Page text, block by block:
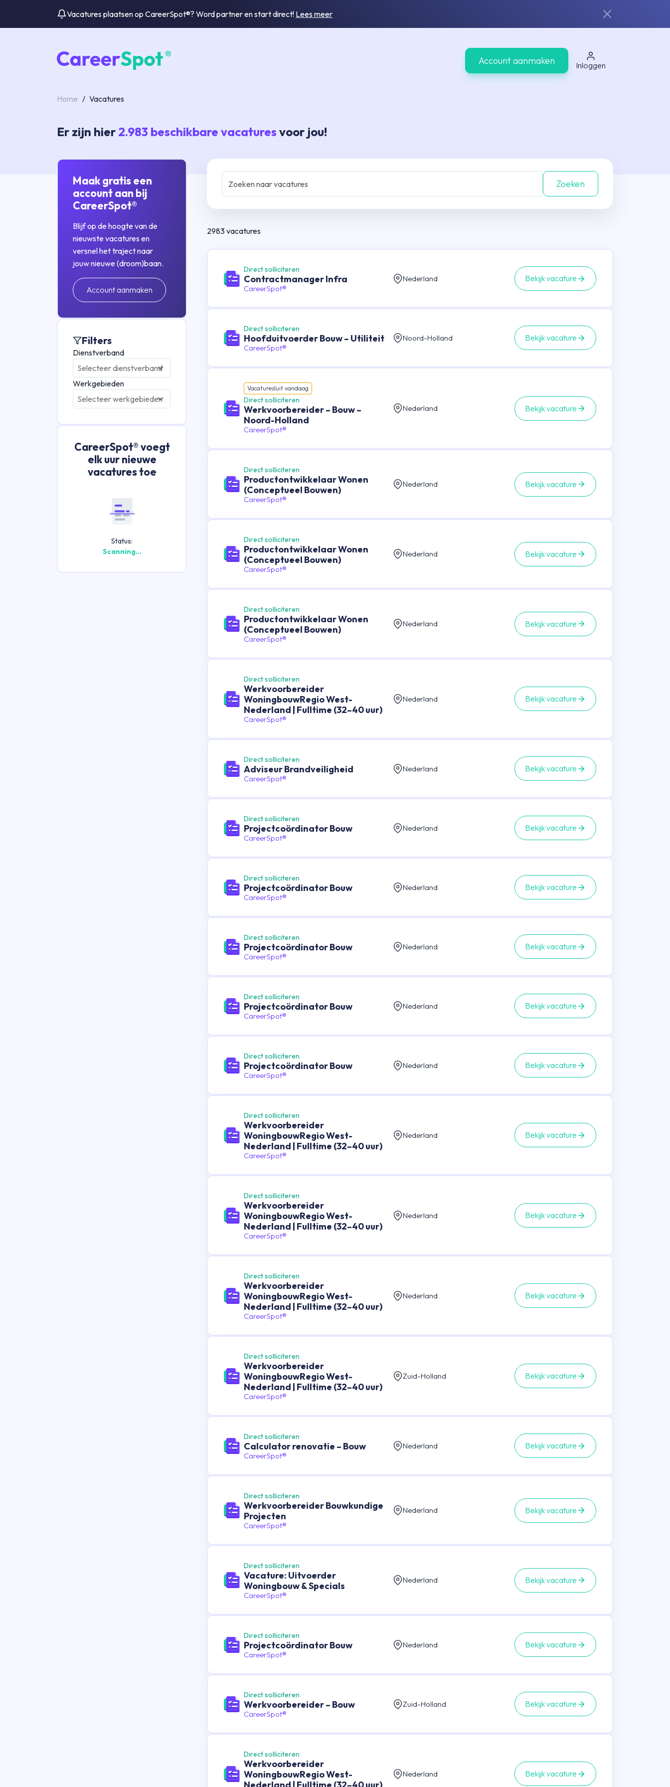
Vacatures plaatsen op CareerSpot®? Word partner en start direct! Lees meer
Account aanmaken Inloggen
Home / Vacatures
Er zijn hier 2.983 beschikbare vacatures voor jou!
Maak gratis een
account aan bij
CareerSpot®
Blijf op de hoogte van de
nieuwste vacatures en
versnel het traject naar
jouw nieuwe (droom)baan.
Account aanmaken
Filters
Dienstverband
Werkgebieden
CareerSpot® voegt
elk uur nieuwe
vacatures toe
Status:
Scanning...
Zoeken
2983vacatures
Direct solliciteren
Contractmanager Infra
CareerSpot®
Nederland Bekijk vacature
Direct solliciteren
Hoofduitvoerder Bouw – Utiliteit
CareerSpot®
Noord-Holland Bekijk vacature
Vacaturesluit vandaag
Direct solliciteren
Werkvoorbereider – Bouw –
Noord-Holland
CareerSpot®
Nederland Bekijk vacature
Direct solliciteren
Productontwikkelaar Wonen
(Conceptueel Bouwen)
CareerSpot®
Nederland Bekijk vacature
Direct solliciteren
Productontwikkelaar Wonen
(Conceptueel Bouwen)
CareerSpot®
Nederland Bekijk vacature
Direct solliciteren
Productontwikkelaar Wonen
(Conceptueel Bouwen)
CareerSpot®
Nederland Bekijk vacature
Direct solliciteren
Werkvoorbereider
WoningbouwRegio West-
Nederland | Fulltime (32–40 uur)
CareerSpot®
Nederland Bekijk vacature
Direct solliciteren
Adviseur Brandveiligheid
CareerSpot®
Nederland Bekijk vacature
Direct solliciteren
Projectcoördinator Bouw
CareerSpot®
Nederland Bekijk vacature
Direct solliciteren
Projectcoördinator Bouw
CareerSpot®
Nederland Bekijk vacature
Direct solliciteren
Projectcoördinator Bouw
CareerSpot®
Nederland Bekijk vacature
Direct solliciteren
Projectcoördinator Bouw
CareerSpot®
Nederland Bekijk vacature
Direct solliciteren
Projectcoördinator Bouw
CareerSpot®
Nederland Bekijk vacature
Direct solliciteren
Werkvoorbereider
WoningbouwRegio West-
Nederland | Fulltime (32–40 uur)
CareerSpot®
Nederland Bekijk vacature
Direct solliciteren
Werkvoorbereider
WoningbouwRegio West-
Nederland | Fulltime (32–40 uur)
CareerSpot®
Nederland Bekijk vacature
Direct solliciteren
Werkvoorbereider
WoningbouwRegio West-
Nederland | Fulltime (32–40 uur)
CareerSpot®
Nederland Bekijk vacature
Direct solliciteren
Werkvoorbereider
WoningbouwRegio West-
Nederland | Fulltime (32–40 uur)
CareerSpot®
Zuid-Holland Bekijk vacature
Direct solliciteren
Calculator renovatie – Bouw
CareerSpot®
Nederland Bekijk vacature
Direct solliciteren
Werkvoorbereider Bouwkundige
Projecten
CareerSpot®
Nederland Bekijk vacature
Direct solliciteren
Vacature: Uitvoerder
Woningbouw & Specials
CareerSpot®
Nederland Bekijk vacature
Direct solliciteren
Projectcoördinator Bouw
CareerSpot®
Nederland Bekijk vacature
Direct solliciteren
Werkvoorbereider – Bouw
CareerSpot®
Zuid-Holland Bekijk vacature
Direct solliciteren
Werkvoorbereider
WoningbouwRegio West-
Nederland Bekijk vacature